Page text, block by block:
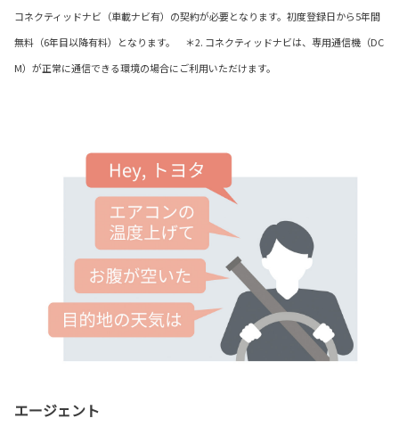
コネクティッドナビ（車載ナビ有）の契約が必要となります。初度登録日から5年間
無料（6年目以降有料）となります。 ＊2. コネクティッドナビは、専用通信機（DC
M）が正常に通信できる環境の場合にご利用いただけます。
エージェント